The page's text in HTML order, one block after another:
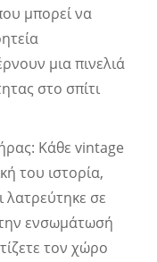
μπορεί να
μια πινελιά
στο σπίτι
Κάθε vintage
του ιστορία,
λατρεύτηκε σε
ενσωμάτωσή
τον χώρο